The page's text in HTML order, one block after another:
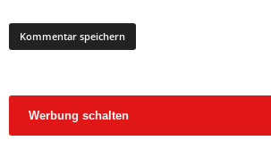
Werbung schalten